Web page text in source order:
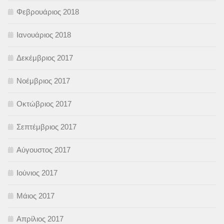
Φεβρουάριος 2018
Ιανουάριος 2018
Δεκέμβριος 2017
Νοέμβριος 2017
Οκτώβριος 2017
Σεπτέμβριος 2017
Αύγουστος 2017
Ιούνιος 2017
Μάιος 2017
Απρίλιος 2017